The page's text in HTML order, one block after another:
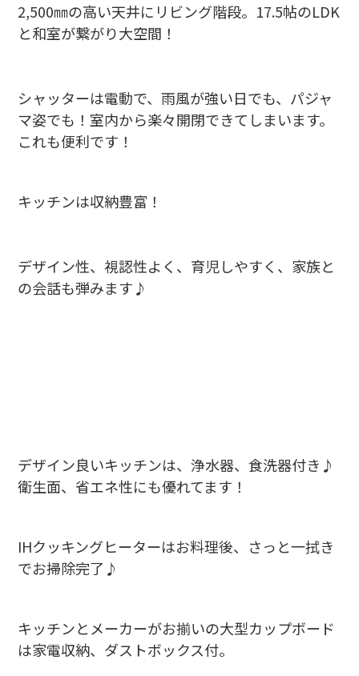
2,500㎜の高い天井にリビング階段。17.5帖のLDK
と和室が繋がり大空間！
シャッターは電動で、雨風が強い日でも、パジャ
マ姿でも！室内から楽々開閉できてしまいます。
これも便利です！
キッチンは収納豊富！
デザイン性、視認性よく、育児しやすく、家族と
の会話も弾みます♪
デザイン良いキッチンは、浄水器、食洗器付き♪
衛生面、省エネ性にも優れてます！
IHクッキングヒーターはお料理後、さっと一拭き
でお掃除完了♪
キッチンとメーカーがお揃いの大型カップボード
は家電収納、ダストボックス付。